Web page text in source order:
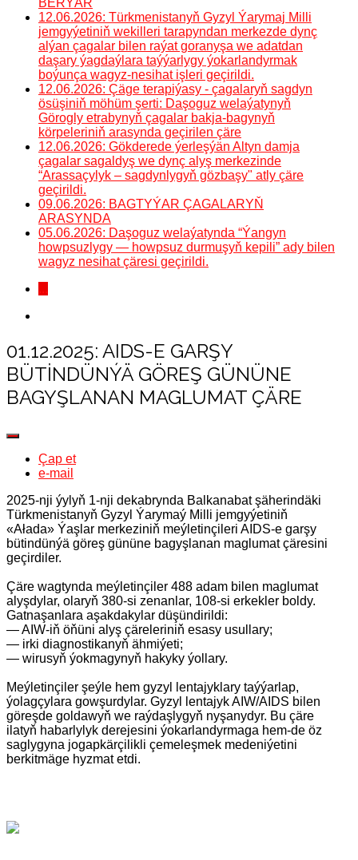
BERÝÄR
12.06.2026: Türkmenistanyň Gyzyl Ýarymaj Milli
jemgyýetiniň wekilleri tarapyndan merkezde dynç
alýan çagalar bilen raýat goranyşa we adatdan
daşary ýagdaýlara taýýarlygy ýokarlandyrmak
boýunça wagyz-nesihat işleri geçirildi.
12.06.2026: Çäge terapiýasy - çagalaryň sagdyn
ösüşiniň möhüm şerti: Daşoguz welaýatynyň
Görogly etrabynyň çagalar bakja-bagynyň
körpeleriniň arasynda geçirilen çäre
12.06.2026: Gökderede ýerleşýän Altyn damja
çagalar sagaldyş we dynç alyş merkezinde
“Arassaçylyk – sagdynlygyň gözbaşy" atly çäre
geçirildi.
09.06.2026: BAGTYÝAR ÇAGALARYŇ
ARASYNDA
05.06.2026: Daşoguz welaýatynda “Ýangyn
howpsuzlygy — howpsuz durmuşyň kepili” ady bilen
wagyz nesihat çäresi geçirildi.
01.12.2025: AIDS-E GARŞY
BÜTINDÜNÝÄ GÖREŞ GÜNÜNE
BAGYŞLANAN MAGLUMAT ÇÄRE
Çap et
e-mail
2025-nji ýylyň 1-nji dekabrynda Balkanabat şäherindäki
Türkmenistanyň Gyzyl Ýarymaý Milli jemgyýetiniň
«Ałada» Ýaşlar merkeziniň meýletinçileri AIDS-e garşy
bütindünýä göreş gününe bagyşlanan maglumat çäresini
geçirdiler.
Çäre wagtynda meýletinçiler 488 adam bilen maglumat
alyşdylar, olaryň 380-si zenanlar, 108-si erkekler boldy.
Gatnaşanlara aşakdakylar düşündirildi:
— AIW-iň öňüni alyş çäreleriniň esasy usullary;
— irki diagnostikanyň ähmiýeti;
— wirusyň ýokmagynyň hakyky ýollary.
Meýletinçiler şeýle hem gyzyl lentajyklary taýýarlap,
ýolagçylara gowşurdylar. Gyzyl lentajyk AIW/AIDS bilen
göreşde goldawyň we raýdaşlygyň nyşanydyr. Bu çäre
ilatyň habarlylyk derejesini ýokarlandyrmaga hem-de öz
saglygyna jogapkärçilikli çemeleşmek medeniýetini
berkitmäge hyzmat etdi.